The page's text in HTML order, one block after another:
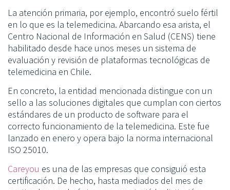
La atención primaria, por ejemplo, encontró suelo fértil
en lo que es la telemedicina. Abarcando esa arista, el
Centro Nacional de Información en Salud (CENS) tiene
habilitado desde hace unos meses un sistema de
evaluación y revisión de plataformas tecnológicas de
telemedicina en Chile.
En concreto, la entidad mencionada distingue con un
sello a las soluciones digitales que cumplan con ciertos
estándares de un producto de software para el
correcto funcionamiento de la telemedicina. Este fue
lanzado en enero y opera bajo la norma internacional
ISO 25010.
Careyou es una de las empresas que consiguió esta
certificación. De hecho, hasta mediados del mes de